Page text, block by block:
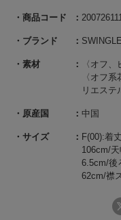
商品コード
ブランド
素材
〈オフ
〈オフ
リエステ
原産国 中国
サイズ
F(00):着
106cm/
6.5cm/後
62cm/襟